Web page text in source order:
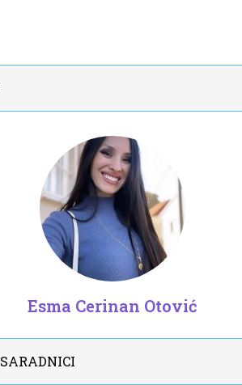
Esma Cerinan Otović
SARADNICI